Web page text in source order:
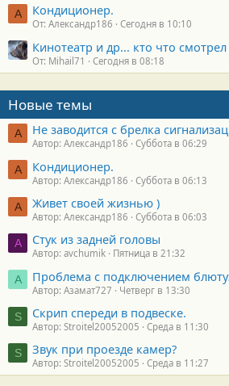
А Кондиционер.
От: Александр186 Сегодня в 10:10
Кинотеатр и др... кто что
От: Mihail71 Сегодня в 08:18
Новые темы
А Не заводится с брелка
Автор: Александр186 Суббота в 06:29
А Кондиционер.
Автор: Александр186 Суббота в 06:13
А Живет своей жизнью )
Автор: Александр186 Суббота в 06:03
A Стук из задней головы
Автор: avchumik Пятница в 21:32
А Проблема с подключением
Автор: Азамат727 Четверг в 13:30
S Скрип спереди в подвеске.
Автор: Stroitel20052005 Среда в 11:30
S Звук при проезде камер?
Автор: Stroitel20052005 Среда в 11:27